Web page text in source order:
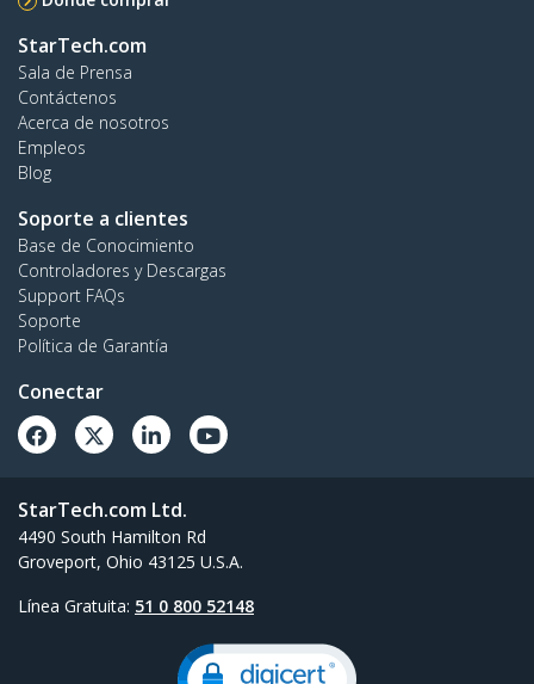
StarTech.com
Sala de Prensa
Contáctenos
Acerca de nosotros
Empleos
Blog
Soporte a clientes
Base de Conocimiento
Controladores y Descargas
Support FAQs
Soporte
Política de Garantía
Conectar
StarTech.com Ltd.
4490 South Hamilton Rd
Groveport, Ohio 43125 U.S.A.
Línea Gratuita: 51 0 800 52148